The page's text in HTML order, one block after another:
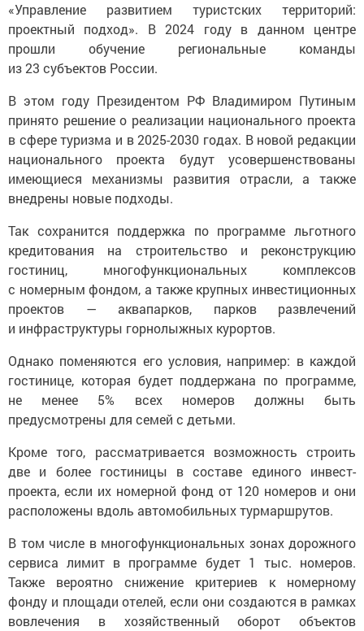
«Управление развитием туристских территорий:
проектный подход». В 2024 году в данном центре
прошли обучение региональные команды
из 23 субъектов России.
В этом году Президентом РФ Владимиром Путиным
принято решение о реализации национального проекта
в сфере туризма и в 2025-2030 годах. В новой редакции
национального проекта будут усовершенствованы
имеющиеся механизмы развития отрасли, а также
внедрены новые подходы.
Так сохранится поддержка по программе льготного
кредитования на строительство и реконструкцию
гостиниц, многофункциональных комплексов
с номерным фондом, а также крупных инвестиционных
проектов — аквапарков, парков развлечений
и инфраструктуры горнолыжных курортов.
Однако поменяются его условия, например: в каждой
гостинице, которая будет поддержана по программе,
не менее 5% всех номеров должны быть
предусмотрены для семей с детьми.
Кроме того, рассматривается возможность строить
две и более гостиницы в составе единого инвест-
проекта, если их номерной фонд от 120 номеров и они
расположены вдоль автомобильных турмаршрутов.
В том числе в многофункциональных зонах дорожного
сервиса лимит в программе будет 1 тыс. номеров.
Также вероятно снижение критериев к номерному
фонду и площади отелей, если они создаются в рамках
вовлечения в хозяйственный оборот объектов